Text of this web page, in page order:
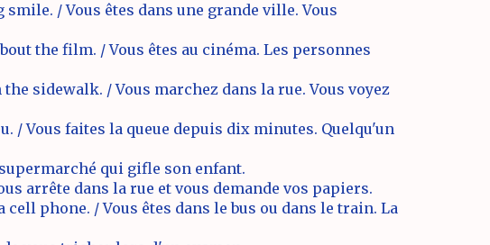
/ Vous êtes dans une grande ville. Vous
the film. / Vous êtes au cinéma. Les personnes
sidewalk. / Vous marchez dans la rue. Vous voyez
/ Vous faites la queue depuis dix minutes. Quelqu'un
qui gifle son enfant.
arrête dans la rue et vous demande vos papiers.
phone. / Vous êtes dans le bus ou dans le train. La